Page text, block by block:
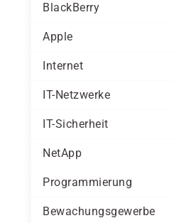
BlackBerry
Apple
Internet
IT-Netzwerke
IT-Sicherheit
NetApp
Programmierung
Bewachungsgewerbe